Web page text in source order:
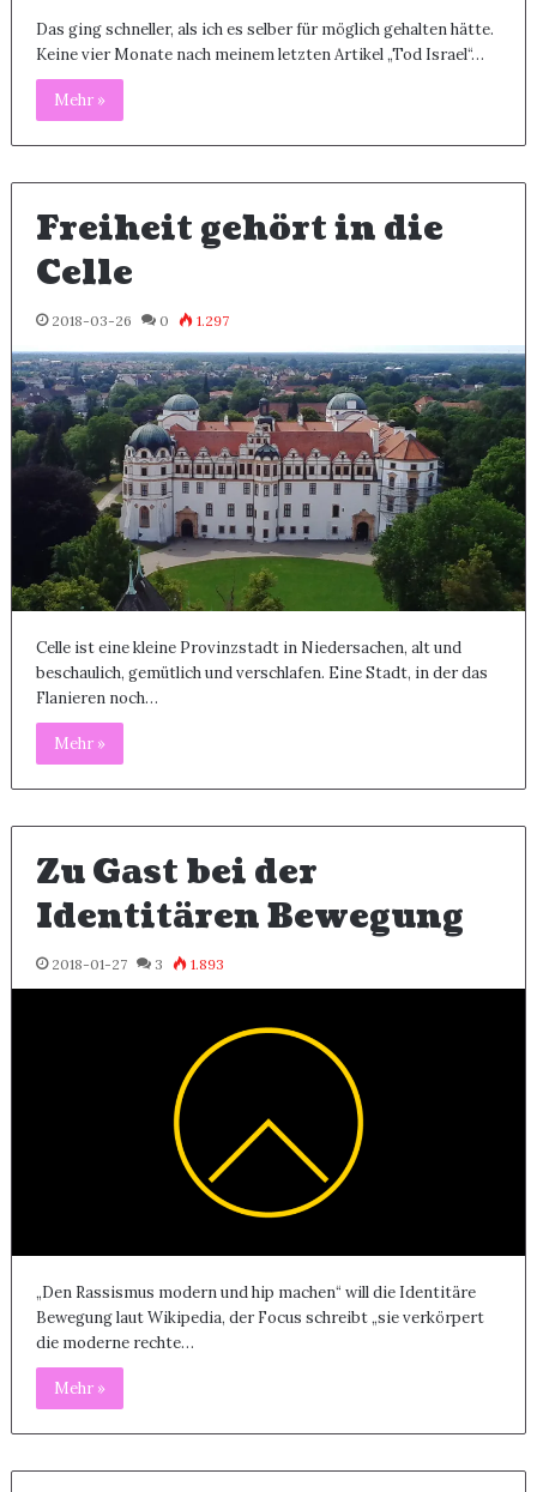
Das ging schneller, als ich es selber für möglich gehalten hätte.
Keine vier Monate nach meinem letzten Artikel „Tod Israel“…
Mehr »
Freiheit gehört in die
Celle
2018-03-26 0 1.297
Celle ist eine kleine Provinzstadt in Niedersachen, alt und
beschaulich, gemütlich und verschlafen. Eine Stadt, in der das
Flanieren noch…
Mehr »
Zu Gast bei der
Identitären Bewegung
2018-01-27 3 1.893
„Den Rassismus modern und hip machen“ will die Identitäre
Bewegung laut Wikipedia, der Focus schreibt „sie verkörpert
die moderne rechte…
Mehr »